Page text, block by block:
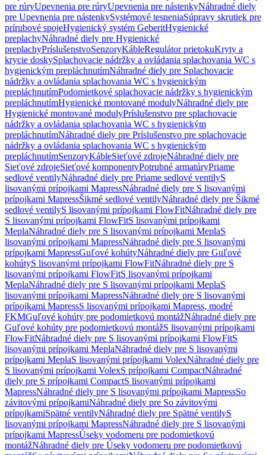
pre rúryUpevnenia pre rúryUpevnenia pre nástenkyNáhradné diely
pre Upevnenia pre nástenkySystémové tesneniaSúpravy skrutiek pre
prírubové spojeHygienický systém GeberitHygienické
preplachyNáhradné diely pre Hygienické
preplachyPríslušenstvoSenzoryKábleRegulátor prietokuKryty a
krycie doskySplachovacie nádržky a ovládania splachovania WC s
hygienickým prepláchnutímNáhradné diely pre Splachovacie
nádržky a ovládania splachovania WC s hygienickým
prepláchnutímPodomietkové splachovacie nádržky s hygienickým
prepláchnutímHygienické montované modulyNáhradné diely pre
Hygienické montované modulyPríslušenstvo pre splachovacie
nádržky a ovládania splachovania WC s hygienickým
prepláchnutímNáhradné diely pre Príslušenstvo pre splachovacie
nádržky a ovládania splachovania WC s hygienickým
prepláchnutímSenzoryKábleSieťové zdrojeNáhradné diely pre
Sieťové zdrojeSieťové komponentyPotrubné armatúryPriame
sedlové ventilyNáhradné diely pre Priame sedlové ventilyS
lisovanými prípojkami MapressNáhradné diely pre S lisovanými
prípojkami MapressŠikmé sedlové ventilyNáhradné diely pre Šikmé
sedlové ventilyS lisovanými prípojkami FlowFitNáhradné diely pre
S lisovanými prípojkami FlowFitS lisovanými prípojkami
MeplaNáhradné diely pre S lisovanými prípojkami MeplaS
lisovanými prípojkami MapressNáhradné diely pre S lisovanými
prípojkami MapressGuľové kohútyNáhradné diely pre Guľové
kohútyS lisovanými prípojkami FlowFitNáhradné diely pre S
lisovanými prípojkami FlowFitS lisovanými prípojkami
MeplaNáhradné diely pre S lisovanými prípojkami MeplaS
lisovanými prípojkami MapressNáhradné diely pre S lisovanými
prípojkami MapressS lisovanými prípojkami Mapress, modré
FKMGuľové kohúty pre podomietkovú montážNáhradné diely pre
Guľové kohúty pre podomietkovú montážS lisovanými prípojkami
FlowFitNáhradné diely pre S lisovanými prípojkami FlowFitS
lisovanými prípojkami MeplaNáhradné diely pre S lisovanými
prípojkami MeplaS lisovanými prípojkami VolexNáhradné diely pre
S lisovanými prípojkami VolexS prípojkami CompactNáhradné
diely pre S prípojkami CompactS lisovanými prípojkami
MapressNáhradné diely pre S lisovanými prípojkami MapressSo
závitovými prípojkamiNáhradné diely pre So závitovými
prípojkamiSpätné ventilyNáhradné diely pre Spätné ventilyS
lisovanými prípojkami MapressNáhradné diely pre S lisovanými
prípojkami MapressÚseky vodomeru pre podomietkovú
montážNáhradné diely pre Úseky vodomeru pre podomietkovú